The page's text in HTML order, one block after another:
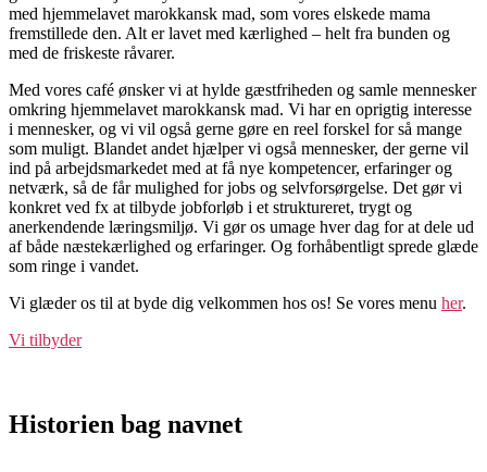
med hjemmelavet marokkansk mad, som vores elskede mama
fremstillede den. Alt er lavet med kærlighed – helt fra bunden og
med de friskeste råvarer.
Med vores café ønsker vi at hylde gæstfriheden og samle mennesker
omkring hjemmelavet marokkansk mad. Vi har en oprigtig interesse
i mennesker, og vi vil også gerne gøre en reel forskel for så mange
som muligt. Blandet andet hjælper vi også mennesker, der gerne vil
ind på arbejdsmarkedet med at få nye kompetencer, erfaringer og
netværk, så de får mulighed for jobs og selvforsørgelse. Det gør vi
konkret ved fx at tilbyde jobforløb i et struktureret, trygt og
anerkendende læringsmiljø. Vi gør os umage hver dag for at dele ud
af både næstekærlighed og erfaringer. Og forhåbentligt sprede glæde
som ringe i vandet.
Vi glæder os til at byde dig velkommen hos os! Se vores menu her.
Vi tilbyder
Historien bag navnet